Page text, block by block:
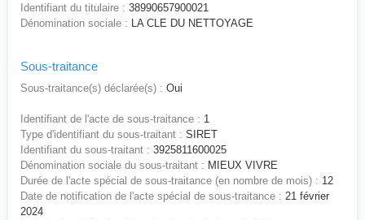
Identifiant du titulaire : 38990657900021
Dénomination sociale : LA CLE DU NETTOYAGE
Sous-traitance
Sous-traitance(s) déclarée(s) : Oui
Identifiant de l'acte de sous-traitance : 1
Type d'identifiant du sous-traitant : SIRET
Identifiant du sous-traitant : 3925811600025
Dénomination sociale du sous-traitant : MIEUX VIVRE
Durée de l'acte spécial de sous-traitance (en nombre de mois) : 12
Date de notification de l'acte spécial de sous-traitance : 21 février
2024